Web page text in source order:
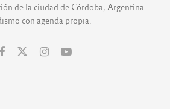
de la ciudad de Córdoba, Argentina.
con agenda propia.